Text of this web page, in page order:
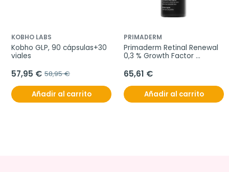
KOBHO LABS
Kobho GLP, 90 cápsulas+30
viales
57,95 € 58,95 €
Añadir al carrito
PRIMADERM
Primaderm Retinal Renewal
0,3 % Growth Factor
65,61 €
Añadir al carrito